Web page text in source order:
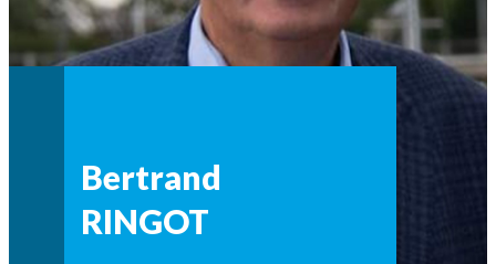
Bertrand
RINGOT